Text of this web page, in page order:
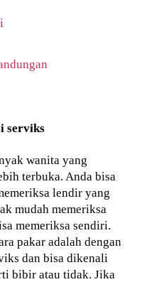
serviks
wanita yang
terbuka. Anda bisa
lendir yang
mudah memeriksa
memeriksa sendiri.
pakar adalah dengan
dan bisa dikenali
bibir atau tidak. Jika